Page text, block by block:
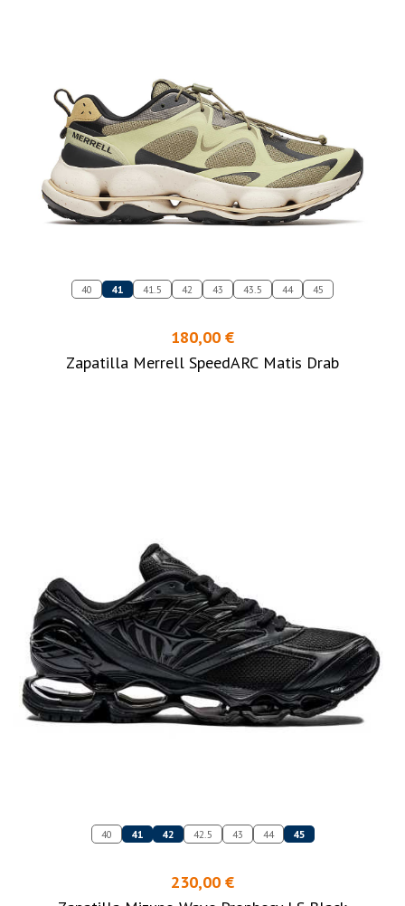
40 41 41.5 42 43 43.5 44 45
180,00 €
Zapatilla Merrell SpeedARC Matis Drab
40 41 42 42.5 43 44 45
230,00 €